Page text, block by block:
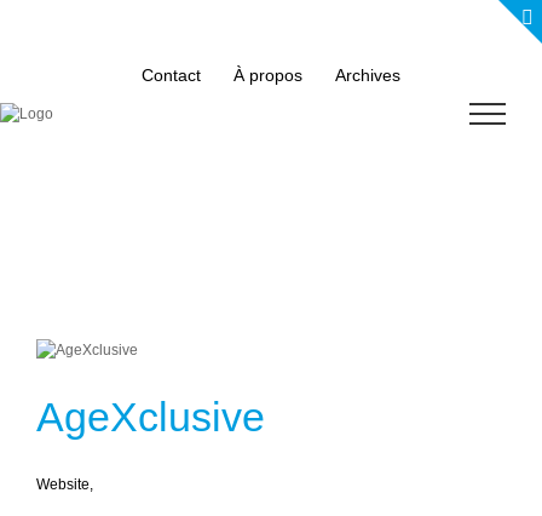
Contact À propos Archives
AgeXclusive
Website